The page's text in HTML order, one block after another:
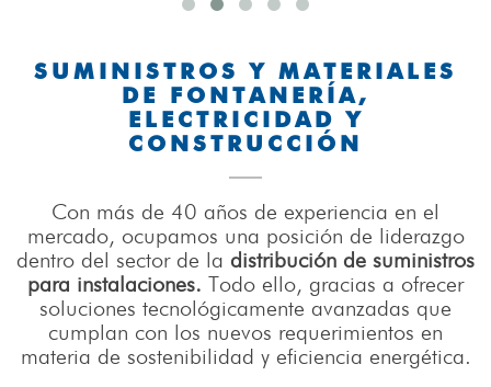
SUMINISTROS Y MATERIALES
DE FONTANERÍA,
ELECTRICIDAD Y
CONSTRUCCIÓN
Con más de 40 años de experiencia en el
mercado, ocupamos una posición de liderazgo
dentro del sector de la distribución de suministros
para instalaciones. Todo ello, gracias a ofrecer
soluciones tecnológicamente avanzadas que
cumplan con los nuevos requerimientos en
materia de sostenibilidad y eficiencia energética.